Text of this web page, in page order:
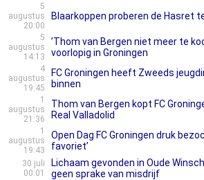
5
augustus
20:00
Blaarkoppen proberen de Hasret
5
augustus
14:13
’Thom van Bergen niet meer te
voorlopig in Groningen
4
augustus
19:45
FC Groningen heeft Zweeds
binnen
1
augustus
21:36
Thom van Bergen kopt FC
Real Valladolid
1
augustus
19:43
Open Dag FC Groningen druk
favoriet’
30 juli
00:01
Lichaam gevonden in Oude
geen sprake van misdrijf